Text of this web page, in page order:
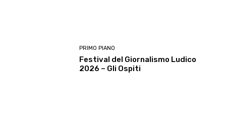
PRIMO PIANO
Festival del Giornalismo Ludico
2026 – Gli Ospiti